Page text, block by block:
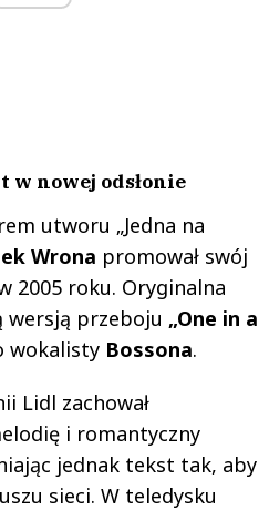
w nowej odsłonie
utworu „Jedna na
Wrona promował swój
2005 roku. Oryginalna
wersją przeboju „One in a
wokalisty Bossona.
Lidl zachował
i romantyczny
jednak tekst tak, aby
sieci. W teledysku